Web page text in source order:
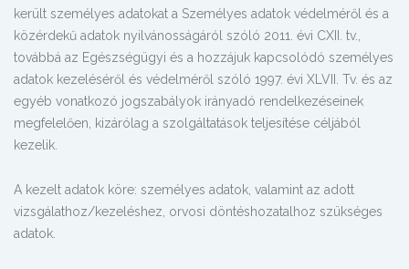
került személyes adatokat a Személyes adatok védelméről és a
közérdekű adatok nyilvánosságáról szóló 2011. évi CXII. tv.,
továbbá az Egészségügyi és a hozzájuk kapcsolódó személyes
adatok kezeléséről és védelméről szóló 1997. évi XLVII. Tv. és az
egyéb vonatkozó jogszabályok irányadó rendelkezéseinek
megfelelően, kizárólag a szolgáltatások teljesítése céljából
kezelik.
A kezelt adatok köre: személyes adatok, valamint az adott
vizsgálathoz/kezeléshez, orvosi döntéshozatalhoz szükséges
adatok.